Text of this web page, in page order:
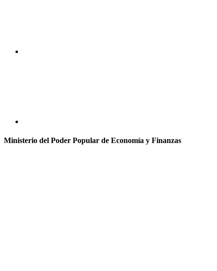
Ministerio del Poder Popular de Economía y Finanzas